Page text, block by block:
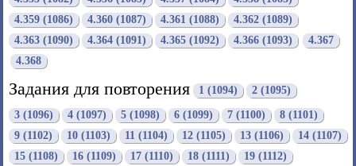
4.359 (1086)
4.360 (1087) 4.361 (1088)
4.362 (1089)
4.363 (1090)
4.364 (1091) 4.365 (1092) 4.366 (1093)
4.367
4.368
Задания для повторения 1 (1094) 2 (1095)
3 (1096) 4 (1097) 5 (1098) 6 (1099) 7 (1100)
8 (1101)
9 (1102)
10 (1103) 11 (1104) 12 (1105) 13 (1106)
14 (1107)
15 (1108)
16 (1109) 17 (1110) 18 (1111)
19 (1112)